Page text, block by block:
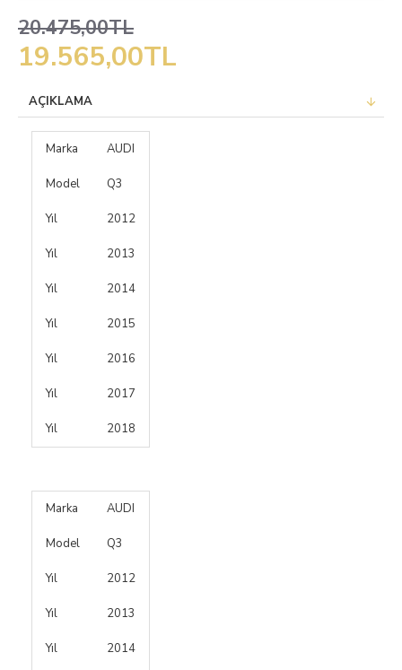
19.565,00TL
20.475,00TL
AÇIKLAMA
Marka AUDI
Model Q3
Yıl 2012
Yıl 2013
Yıl 2014
Yıl 2015
Yıl 2016
Yıl 2017
Yıl 2018
Marka AUDI
Model Q3
Yıl 2012
Yıl 2013
Yıl 2014